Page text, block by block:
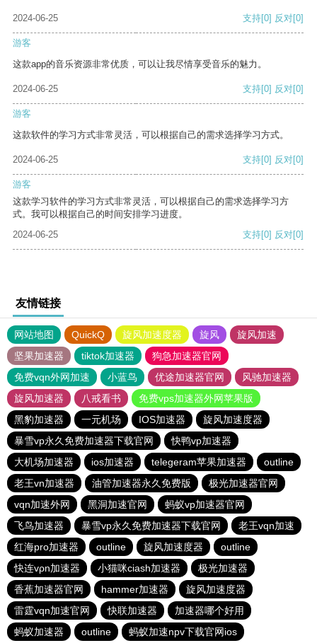
2024-06-25 支持[0] 反对[0]
游客
这款app的音乐资源非常优质，可以让我尽情享受音乐的魅力。
2024-06-25 支持[0] 反对[0]
游客
这款软件的学习方式非常灵活，可以根据自己的需求选择学习方式。
2024-06-25 支持[0] 反对[0]
游客
这款学习软件的学习方式非常灵活，可以根据自己的需求选择学习方
式。我可以根据自己的时间安排学习进度。
2024-06-25
支持[0] 反对[0]
友情链接
网站地图 QuickQ 旋风加速度器 旋风
旋风加速
坚果加速器
tiktok加速器
狗急加速器官网
免费vqn外网加速
小蓝鸟 优途加速器官网
风驰加速器
旋风加速器
八戒看书
免费vps加速器外网苹果版
黑豹加速器
一元机场 IOS加速器
旋风加速度器
暴雪vp永久免费加速器下载官网
快鸭vp加速器
大机场加速器
ios加速器 telegeram苹果加速器
outline
老王vn加速器
油管加速器永久免费版
极光加速器官网
vqn加速外网
黑洞加速官网
蚂蚁vp加速器官网
飞鸟加速器
暴雪vp永久免费加速器下载官网
老王vqn加速
红海pro加速器
outline 旋风加速度器
outline
快连vρn加速器
小猫咪ciash加速器
极光加速器
香蕉加速器官网
hammer加速器
旋风加速度器
雷霆vqn加速官网
快联加速器
加速器哪个好用
蚂蚁加速器
outline 蚂蚁加速npv下载官网ios